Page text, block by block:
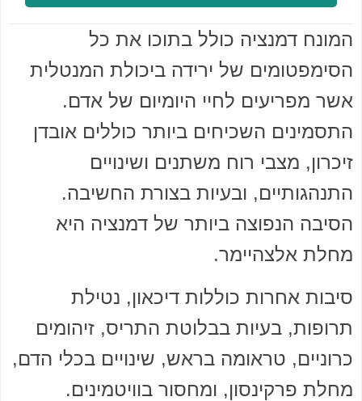
המונח דמנציה כולל בתוכו את כל
הסימפטומים של ירידה ביכולת המנטלית
אשר מפריעים לחיי היומיום של אדם.
התסמינים השכיחים ביותר כוללים אובדן
זיכרון, מצבי רוח משתנים ושינויים
התנהגותיים, ובעיות בצורת החשיבה.
הסיבה הנפוצה ביותר של דמנציה היא
מחלת אלצהיימר.
סיבות אחרות כוללות דיכאון, נטילת
תרופות, בעיות בבלוטת התריס, זיהומים
כרוניים, טראומה בראש, שינויים בכלי הדם,
מחלת פרקינסון, ומחסור בוויטמינים.